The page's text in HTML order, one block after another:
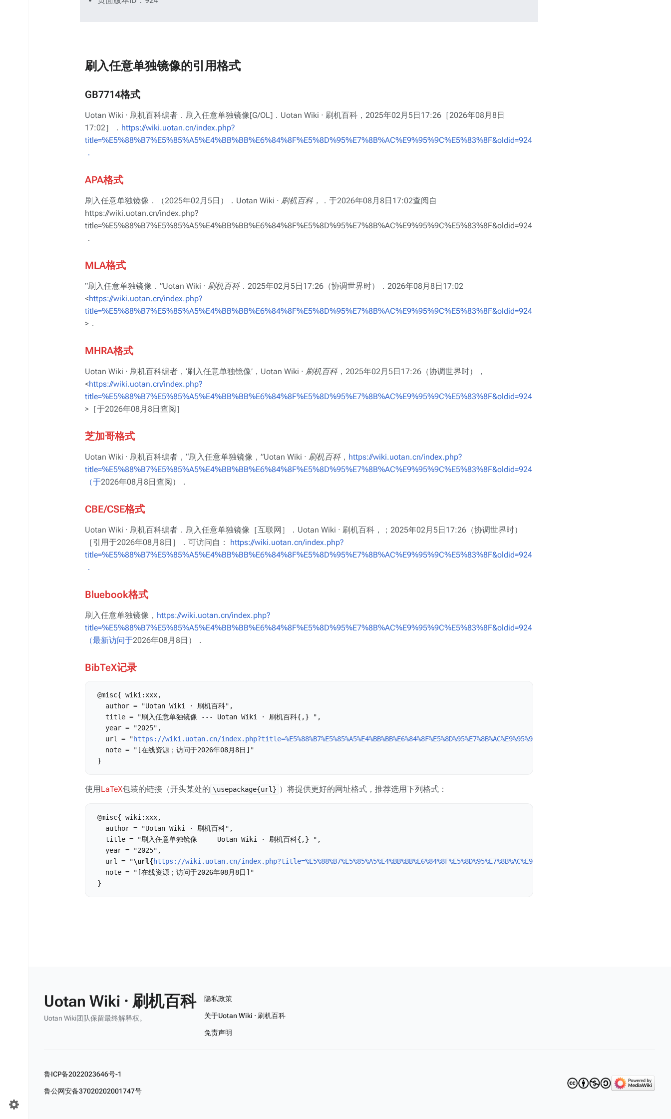
刷入任意单独镜像的引用格式
GB7714格式
Uotan Wiki · 刷机百科编者．刷入任意单独镜像[G/OL]．Uotan Wiki · 刷机百科，2025年02月5日17:26［2026年08月8日
17:02］． https://wiki.uotan.cn/index.php?
title=%E5%88%B7%E5%85%A5%E4%BB%BB%E6%84%8F%E5%8D%95%E7%8B%AC%E9%95%9C%E5%83%8F&oldid=924
．
APA格式
刷入任意单独镜像．（2025年02月5日）． Uotan Wiki · 刷机百科，
．于2026年08月8日17:02查阅自
https://wiki.uotan.cn/index.php?
title=%E5%88%B7%E5%85%A5%E4%BB%BB%E6%84%8F%E5%8D%95%E7%8B%AC%E9%95%9C%E5%83%8F&oldid=924
．
MLA格式
“刷入任意单独镜像．”Uotan Wiki · 刷机百科．2025年02月5日17:26（协调世界时）．2026年08月8日17:02
<https://wiki.uotan.cn/index.php?
title=%E5%88%B7%E5%85%A5%E4%BB%BB%E6%84%8F%E5%8D%95%E7%8B%AC%E9%95%9C%E5%83%8F&oldid=924
>．
MHRA格式
Uotan Wiki · 刷机百科编者，‘刷入任意单独镜像’， Uotan Wiki · 刷机百科，2025年02月5日17:26（协调世界时），
<https://wiki.uotan.cn/index.php?
title=%E5%88%B7%E5%85%A5%E4%BB%BB%E6%84%8F%E5%8D%95%E7%8B%AC%E9%95%9C%E5%83%8F&oldid=924
>［于2026年08月8日查阅］
芝加哥格式
Uotan Wiki · 刷机百科编者，“刷入任意单独镜像，”Uotan Wiki · 刷机百科， https://wiki.uotan.cn/index.php?
title=%E5%88%B7%E5%85%A5%E4%BB%BB%E6%84%8F%E5%8D%95%E7%8B%AC%E9%95%9C%E5%83%8F&oldid=924
（于2026年08月8日查阅）．
CBE/CSE格式
Uotan Wiki · 刷机百科编者．刷入任意单独镜像［互联网］．Uotan Wiki · 刷机百科，；2025年02月5日17:26（协调世界时）
［引用于2026年08月8日］．可访问自： https://wiki.uotan.cn/index.php?
title=%E5%88%B7%E5%85%A5%E4%BB%BB%E6%84%8F%E5%8D%95%E7%8B%AC%E9%95%9C%E5%83%8F&oldid=924
．
Bluebook格式
刷入任意单独镜像， https://wiki.uotan.cn/index.php?
title=%E5%88%B7%E5%85%A5%E4%BB%BB%E6%84%8F%E5%8D%95%E7%8B%AC%E9%95%9C%E5%83%8F&oldid=924
（最新访问于2026年08月8日）．
BibTeX记录
@misc{ wiki:xxx,
   author = "Uotan Wiki · 刷机百科",
   title = "刷入任意单独镜像 --- Uotan Wiki · 刷机百科{,} ",
   year = "2025",
   url = "
https://wiki.uotan.cn/index.php?title=%E5%88%B7%E5%85%A5%E4%BB%BB%E6%84%8F%E5%8D%95%E7%8B%AC%E9%95%9C%E5%83%8F&oldid=924
   note = "[在线资源；访问于2026年08月8日]"
使用LaTeX包装的链接（开头某处的 \usepackage{url} ）将提供更好的网址格式，推荐选用下列格式：
@misc{ wiki:xxx,
   author = "Uotan Wiki · 刷机百科",
   title = "刷入任意单独镜像 --- Uotan Wiki · 刷机百科{,} ",
   year = "2025",
   url = "
\url{https://wiki.uotan.cn/index.php?title=%E5%88%B7%E5%85%A5%E4%BB%BB%E6%84%8F%E5%8D%95%E7%8B%AC%E9%95%9C%E5%83%8F&oldid=924
   note = "[在线资源；访问于2026年08月8日]"
Uotan Wiki · 刷机百科
Uotan Wiki团队保留最终解释权。
隐私政策
关于Uotan Wiki · 刷机百科
免责声明
鲁ICP备2022023646号-1
鲁公网安备37020202001747号